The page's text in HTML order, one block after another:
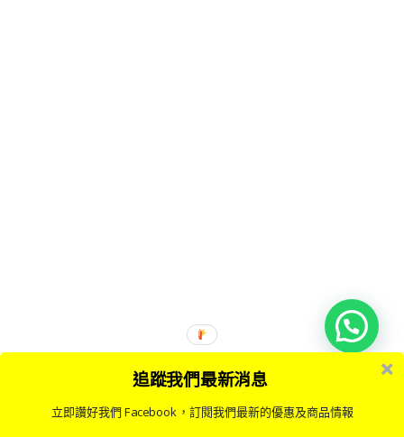
追蹤我們最新消息
立即讚好我們 Facebook，訂閱我們最新的優惠及商品情報